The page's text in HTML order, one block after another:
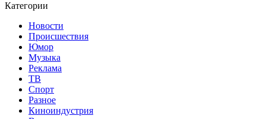
Категории
Новости
Происшествия
Юмор
Музыка
Реклама
ТВ
Спорт
Разное
Киноиндустрия